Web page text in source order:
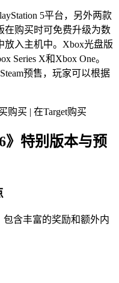
5平台，另外两款
在购买时可免费升级为数
放入主机中。Xbox光盘版
Series X和Xbox One。
预售，玩家可以根据
购买 | 在Target购买
》特别版本与预
含丰富的奖励和额外内